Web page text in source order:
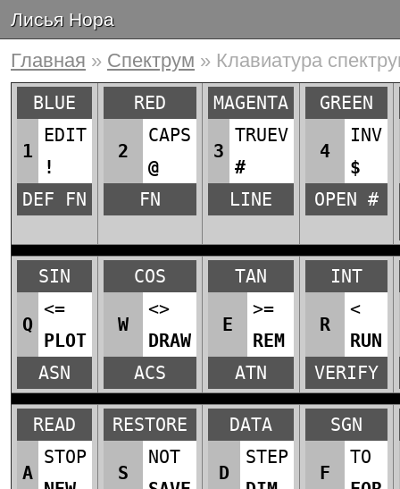
Лисья Нора
Главная » Спектрум » Клавиатура
BLUE
1
EDIT
!
DEF FN
RED
2
CAPS
@
FN
MAGENTA
3
TRUEV
#
LINE
GREEN
4
INV
$
OPEN #
SIN
Q
<=
PLOT
ASN
COS
W
<>
DRAW
ACS
TAN
E
>=
REM
ATN
INT
R
<
RUN
VERIFY
READ
A
STOP
RESTORE
S
NOT
DATA
D
STEP
SGN
F
TO